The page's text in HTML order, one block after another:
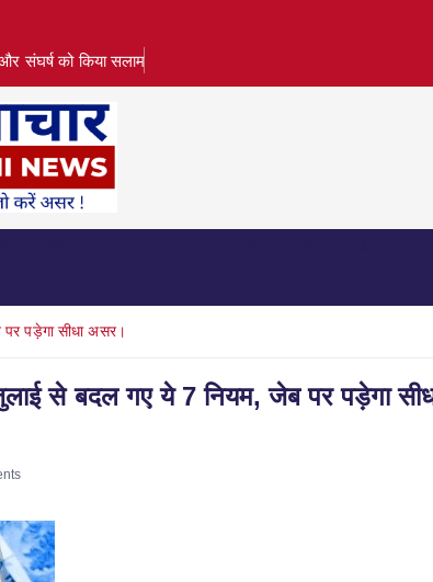
संघर्ष को किया सलाम
पड़ेगा सीधा असर।
से बदल गए ये 7 नियम, जेब पर पड़ेगा